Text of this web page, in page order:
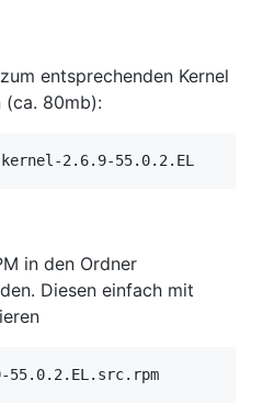
entsprechenden Kernel
(ca. 80mb):
2.6.9-55.0.2.EL
in den Ordner
Diesen einfach mit